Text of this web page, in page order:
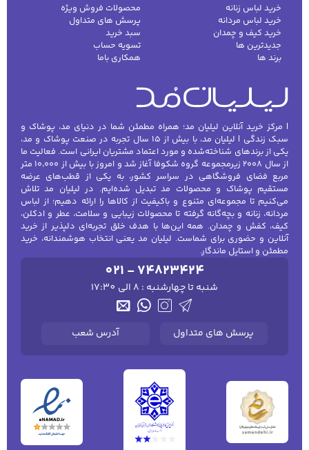
خرید لباس زنانه
خرید لباس مردانه
خرید کیف و چمدان
جدیدترین ها
برند ها
محصولات فروش ویژه
پرسش های متداول
سبد خرید
تسویه حساب
همکاری باما
| مرکز خرید آنلاین لیلیان مد؛ همراه مطمئن شما در دنیای مد، پوشاک و
سبک زندگی | لیلیان مد، با بیش از ۱۵ سال تجربه در صنعت پوشاک و مد،
یکی از برندهای شناخته‌شده و مورد اعتماد مشتریان ایرانی است. فعالیت ما
از سال ۲۰۰۸ زیرمجموعه گروه شکوفا آغاز شد و امروز با بیش از ۱۰٬۰۰۰ متر
مربع فضای فروشگاهی در سراسر کشور، به یکی از قطب‌های عرضه
مستقیم پوشاک و محصولات مد تبدیل شده‌ایم. در لیلیان مد تلاش
می‌کنیم تا مجموعه‌ای متنوع و باکیفیت از کالاها را ارائه دهیم؛ از لباس
مردانه، زنانه و بچه‌گانه گرفته تا محصولات زیبایی و سلامت، عطر و ادکلن،
کیف، کفش و چمدان. همه این‌ها با هدف خلق تجربه‌ای دلپذیر از خرید
آنلاین و حضوری برای شماست. لیلیان مد یعنی انتخاب هوشمندانه، خرید
مطمئن و استایل ماندگار.
021 - 74823424
شنبه تا چهارشنبه : 8 الی 17:30
پرسش های متداول آدرس شعب